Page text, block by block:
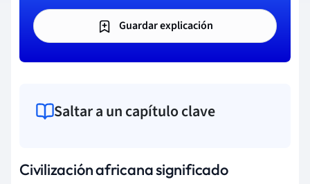
Guardar explicación
Saltar a un capítulo clave
Civilización africana significado